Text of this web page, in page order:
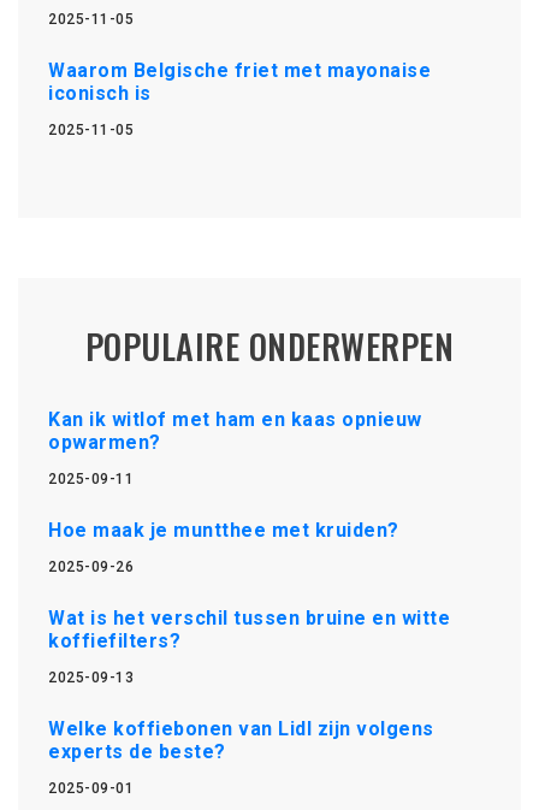
2025-11-05
Waarom Belgische friet met mayonaise
iconisch is
2025-11-05
POPULAIRE ONDERWERPEN
Kan ik witlof met ham en kaas opnieuw
opwarmen?
2025-09-11
Hoe maak je muntthee met kruiden?
2025-09-26
Wat is het verschil tussen bruine en witte
koffiefilters?
2025-09-13
Welke koffiebonen van Lidl zijn volgens
experts de beste?
2025-09-01